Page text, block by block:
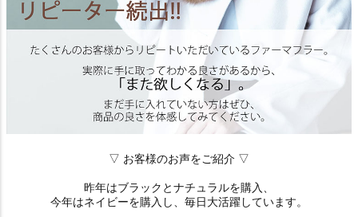
▽ お客様のお声をご紹介 ▽
昨年はブラックとナチュラルを購入、
今年はネイビーを購入し、毎日大活躍しています。